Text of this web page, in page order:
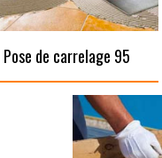
Pose de carrelage 95